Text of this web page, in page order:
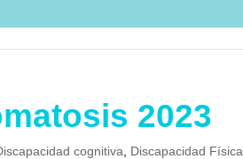
2023
cognitiva Discapacidad Física